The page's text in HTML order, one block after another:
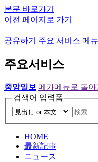
본문 바로가기
이전 페이지로 가기
공유하기 주요 서비스 메뉴
주요서비스
중앙일보 메가메뉴로 돌아
검색어 입력폼
HOME
最新記事
ニュース